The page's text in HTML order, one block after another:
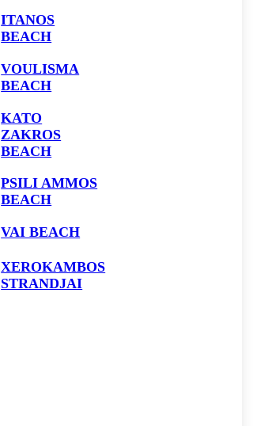
ITANOS
BEACH
VOULISMA
BEACH
KATO
ZAKROS
BEACH
PSILI AMMOS
BEACH
VAI BEACH
XEROKAMBOS
STRANDJAI